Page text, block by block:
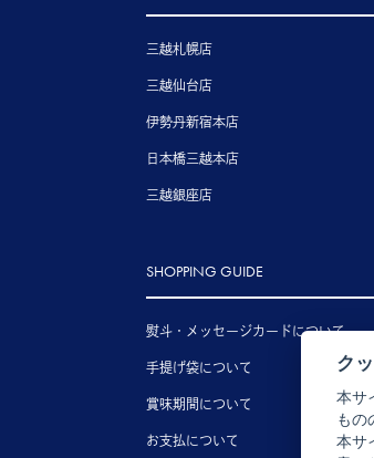
三越札幌店
三越仙台店
伊勢丹新宿本店
日本橋三越本店
三越銀座店
SHOPPING GUIDE
熨斗・メッセージカードについて
手提げ袋について
賞味期間について
お支払について
ク
本サ
もの
本サ